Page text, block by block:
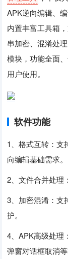
APK逆向编辑、
内置丰富工具箱
串加密、混淆处理
模块，功能全面
用户使用。
软件功能
1、格式互转：支
向编辑基础需求。
2、文件合并处理
3、加密混淆：支
护。
4、APK高级处理
弹窗对话框取消等